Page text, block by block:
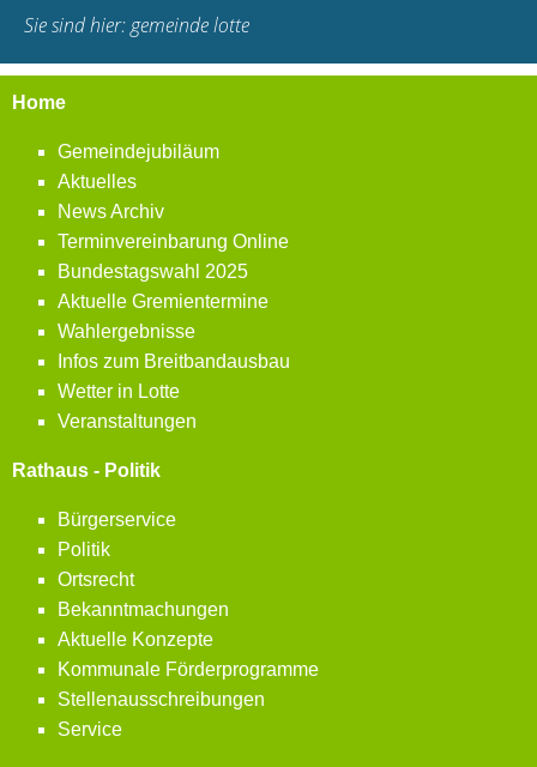
Sie sind hier:gemeinde lotte
Home
Gemeindejubiläum
Aktuelles
News Archiv
Terminvereinbarung Online
Bundestagswahl 2025
Aktuelle Gremientermine
Wahlergebnisse
Infos zum Breitbandausbau
Wetter in Lotte
Veranstaltungen
Rathaus - Politik
Bürgerservice
Politik
Ortsrecht
Bekanntmachungen
Aktuelle Konzepte
Kommunale Förderprogramme
Stellenausschreibungen
Service